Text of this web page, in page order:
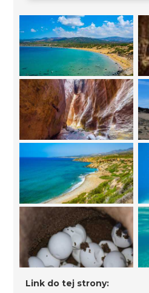
Link do tej strony: